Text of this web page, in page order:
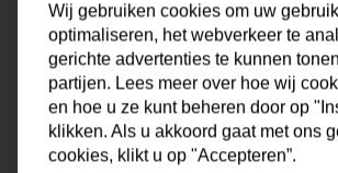
Maat
Korte omschrijving
Wij gebruiken cookies om uw
optimaliseren, het webverkeer te
gerichte advertenties te kunnen
partijen. Lees meer over hoe wij
en hoe u ze kunt beheren door op
klikken. Als u akkoord gaat met ons
cookies, klikt u op "Accepteren”.